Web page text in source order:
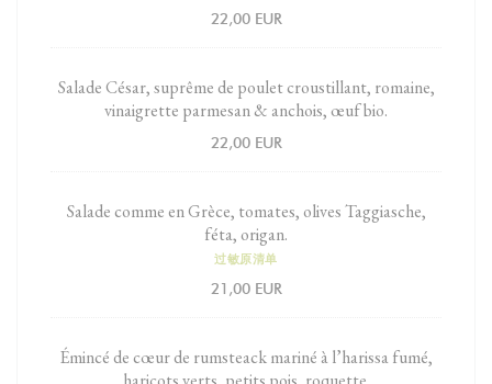
22,00 EUR
Salade César, suprême de poulet croustillant, romaine,
vinaigrette parmesan & anchois, œuf bio.
22,00 EUR
Salade comme en Grèce, tomates, olives Taggiasche,
féta, origan.
过敏原清单
21,00 EUR
Émincé de cœur de rumsteack mariné à l’harissa fumé,